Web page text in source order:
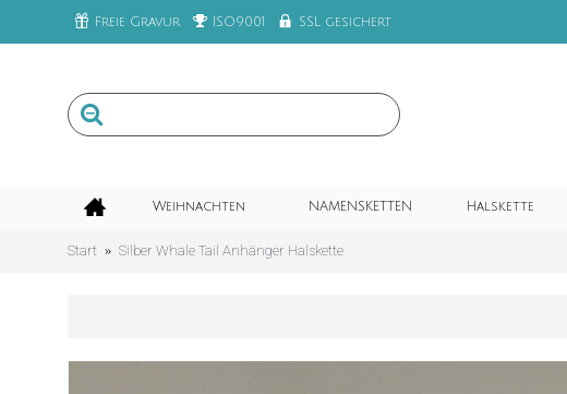
Freie Gravur ISO9001 SSL gesichert
Weihnachten NAMENSKETTEN Halskette
Start Silber Whale Tail Anhänger Halskette